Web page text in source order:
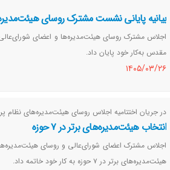
بیانیه پایانی نشست مشترک روسای
اجلاس مشترک روسای هیئت‌مدیره‌ها و اعضای
مقدس به‌کار خود پایان داد.
١٤٠٥/٠٣/٢٦
در جریان اختتامیه اجلاس روسای هیئت‌مدیره‌های نظام
انتخاب هیئت‌مدیره‌های برتر در ۷ حوزه
اجلاس مشترک اعضای شورای‌عالی و روسای هیئت‌مدیره‌های
هیئت‌مدیره‌های برتر در ۷ حوزه به کار خود خاتمه داد.